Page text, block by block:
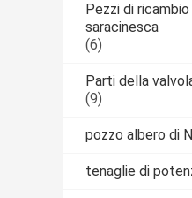
Pezzi di
saracinesca
(6)
Parti della
(9)
pozzo albero di
tenaglie di